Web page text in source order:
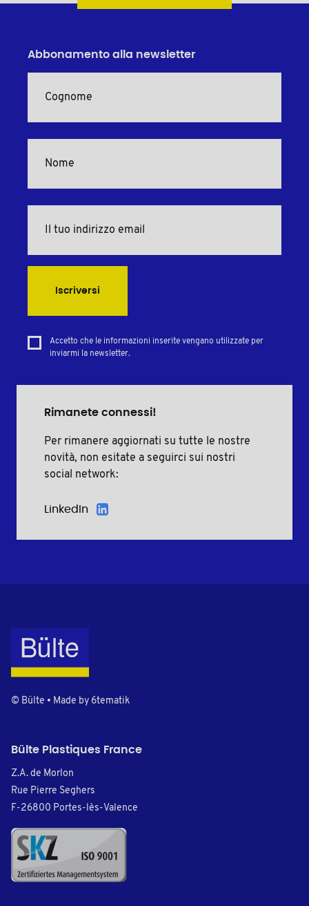
Abbonamento alla newsletter
Iscriversi
Accetto che le informazioni inserite vengano utilizzate per
inviarmi la newsletter.
Rimanete connessi!
Per rimanere aggiornati su tutte le nostre
novità, non esitate a seguirci sui nostri
social network:
LinkedIn
© Bülte • Made by 6tematik
Bülte Plastiques France
Z.A. de Morlon
Rue Pierre Seghers
F-26800 Portes-lès-Valence